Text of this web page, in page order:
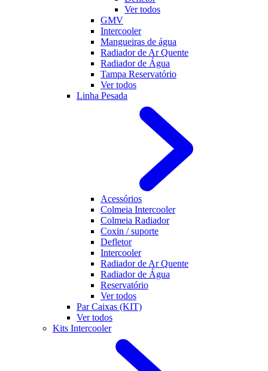
Ver todos
GMV
Intercooler
Mangueiras de água
Radiador de Ar Quente
Radiador de Água
Tampa Reservatório
Ver todos
Linha Pesada
Acessórios
Colmeia Intercooler
Colmeia Radiador
Coxin / suporte
Defletor
Intercooler
Radiador de Ar Quente
Radiador de Água
Reservatório
Ver todos
Par Caixas (KIT)
Ver todos
Kits Intercooler